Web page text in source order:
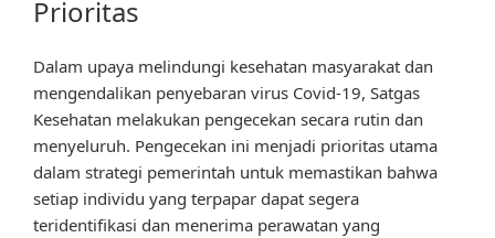
Prioritas
Dalam upaya melindungi kesehatan masyarakat dan
mengendalikan penyebaran virus Covid-19, Satgas
Kesehatan melakukan pengecekan secara rutin dan
menyeluruh. Pengecekan ini menjadi prioritas utama
dalam strategi pemerintah untuk memastikan bahwa
setiap individu yang terpapar dapat segera
teridentifikasi dan menerima perawatan yang